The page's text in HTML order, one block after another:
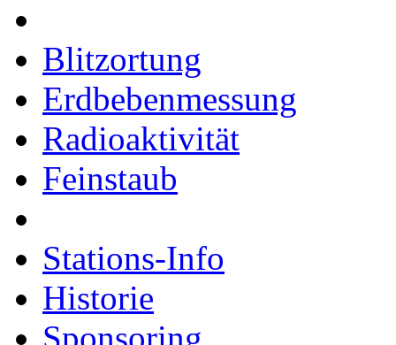
Blitzortung
Erdbebenmessung
Radioaktivität
Feinstaub
Stations-Info
Historie